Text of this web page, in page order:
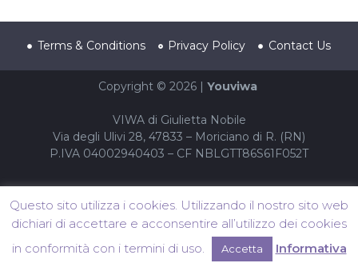
Terms & Conditions Privacy Policy Contact Us
Copyright © 2026 | Youviwa
VIWA di Giulietta Nobile
Via degli Ulivi 28, 47833 – Moriciano di R. (RN)
P.IVA 04002940403 – CF NBLGTT86S61F052T
Questo sito utilizza i cookies. Utilizzando il nostro sito web
dichiari di accettare e acconsentire all’utilizzo dei cookies
in conformità con i termini di uso.
Accetta Informativa